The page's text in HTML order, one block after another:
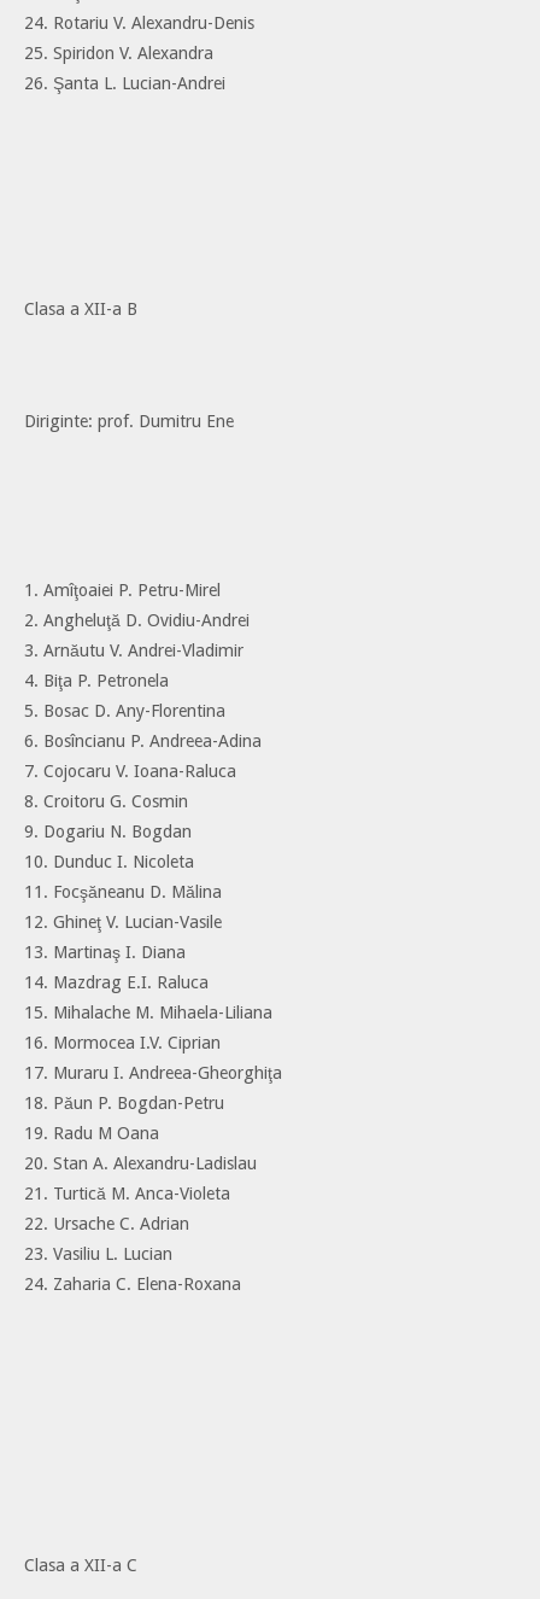
24. Rotariu V. Alexandru-Denis
25. Spiridon V. Alexandra
26. Şanta L. Lucian-Andrei
Clasa a XII-a B
Diriginte: prof. Dumitru Ene
1. Amîţoaiei P. Petru-Mirel
2. Angheluţă D. Ovidiu-Andrei
3. Arnăutu V. Andrei-Vladimir
4. Biţa P. Petronela
5. Bosac D. Any-Florentina
6. Bosîncianu P. Andreea-Adina
7. Cojocaru V. Ioana-Raluca
8. Croitoru G. Cosmin
9. Dogariu N. Bogdan
10. Dunduc I. Nicoleta
11. Focşăneanu D. Mălina
12. Ghineţ V. Lucian-Vasile
13. Martinaş I. Diana
14. Mazdrag E.I. Raluca
15. Mihalache M. Mihaela-Liliana
16. Mormocea I.V. Ciprian
17. Muraru I. Andreea-Gheorghiţa
18. Păun P. Bogdan-Petru
19. Radu M Oana
20. Stan A. Alexandru-Ladislau
21. Turtică M. Anca-Violeta
22. Ursache C. Adrian
23. Vasiliu L. Lucian
24. Zaharia C. Elena-Roxana
Clasa a XII-a C